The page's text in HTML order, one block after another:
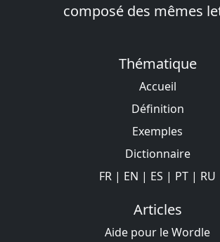
composé des mêmes
Thématique
Accueil
Définition
Exemples
Dictionnaire
FR | EN | ES | PT | RU
Articles
Aide pour le Wordle